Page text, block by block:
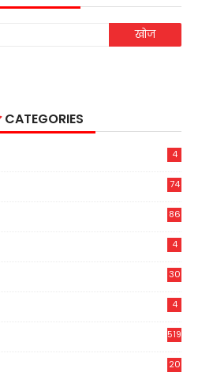
CATEGORIES
4
74
2
86
4
4
30
4
519
20